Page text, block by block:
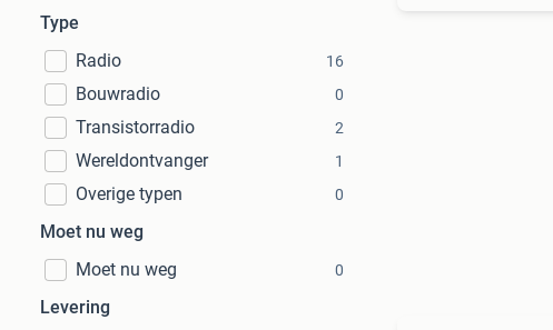
Type
Radio
16
Bouwradio 0
Transistorradio 2
Wereldontvanger 1
Overige typen 0
Moet nu weg
Moet nu weg
0
Levering